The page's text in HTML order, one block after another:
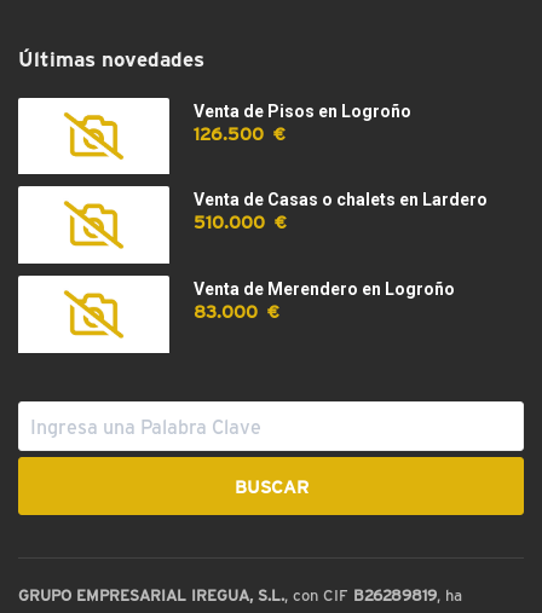
Últimas novedades
Venta de Pisos en Logroño
126.500 €
Venta de Casas o chalets en Lardero
510.000 €
Venta de Merendero en Logroño
83.000 €
GRUPO EMPRESARIAL IREGUA, S.L., con CIF B26289819, ha